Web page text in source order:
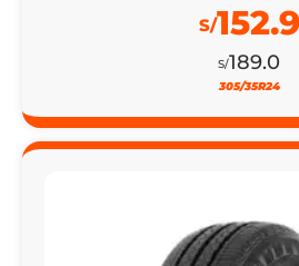
S/189.0
S/152.9
305/35R24